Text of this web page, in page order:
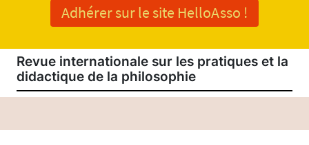
Adhérer sur le site HelloAsso !
Revue internationale sur les pratiques et la
didactique de la philosophie